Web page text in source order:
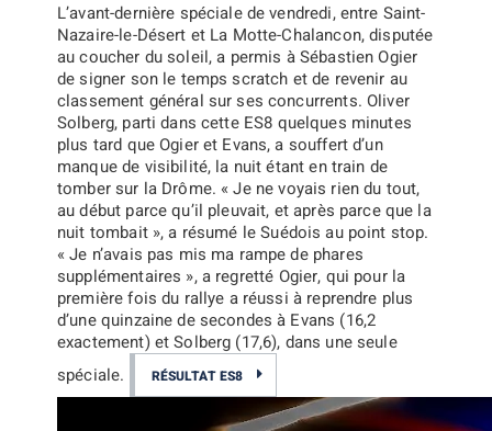
L’avant-dernière spéciale de vendredi, entre Saint-
Nazaire-le-Désert et La Motte-Chalancon, disputée
au coucher du soleil, a permis àSébastien Ogier
de signer son le temps scratch et de revenir au
classement général sur ses concurrents. Oliver
Solberg, parti dans cette ES8 quelques minutes
plus tard que Ogier et Evans, a souffert d’un
manque de visibilité, la nuit étant en train de
tomber sur la Drôme. « Je ne voyais rien du tout,
au début parce qu’il pleuvait, et après parce que la
nuit tombait », a résumé le Suédois au point stop.
« Je n’avais pas mis ma rampe de phares
supplémentaires », a regretté Ogier, qui pour la
première fois du rallye a réussi à reprendre plus
d’une quinzaine de secondes à Evans (16,2
exactement) et Solberg (17,6), dans une seule
spéciale.
RÉSULTAT ES8